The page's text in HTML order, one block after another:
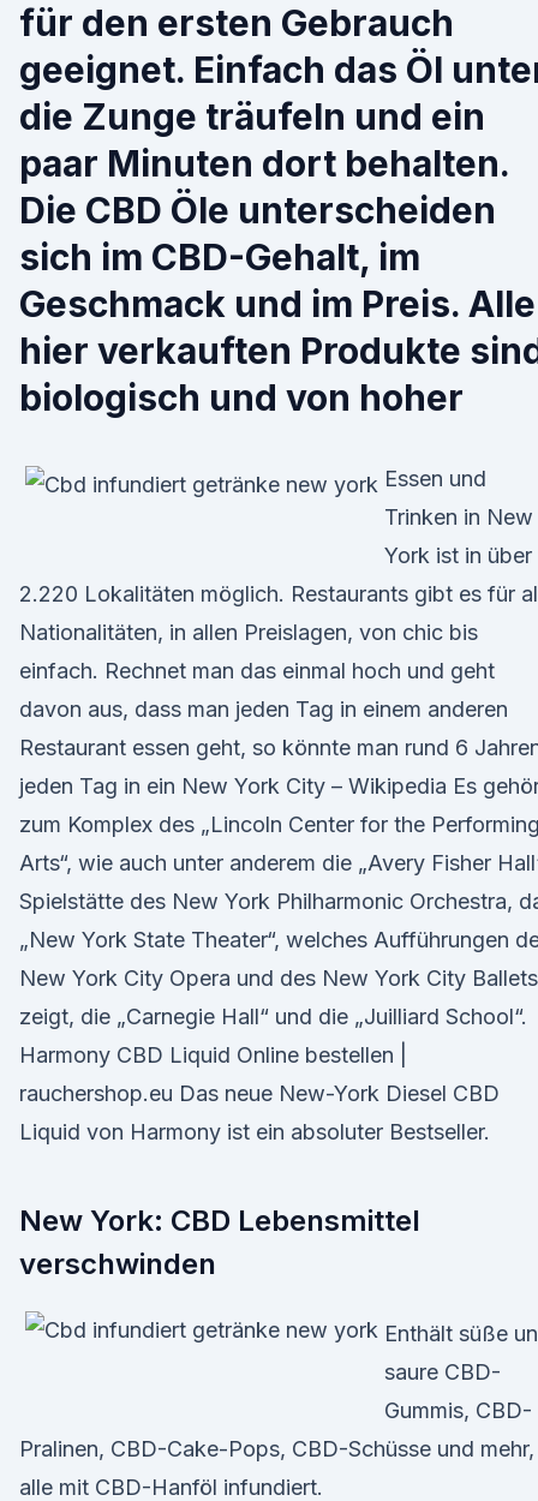
für den ersten Gebrauch
geeignet. Einfach das Öl
die Zunge träufeln und ein
paar Minuten dort behalten.
Die CBD Öle unterscheiden
sich im CBD-Gehalt, im
Geschmack und im Preis. Alle
hier verkauften Produkte
biologisch und von hoher
Essen und
Trinken in New
York ist in über
2.220 Lokalitäten möglich. Restaurants gibt es für
Nationalitäten, in allen Preislagen, von chic bis
einfach. Rechnet man das einmal hoch und geht
davon aus, dass man jeden Tag in einem anderen
Restaurant essen geht, so könnte man rund 6
jeden Tag in ein New York City – Wikipedia Es
zum Komplex des „Lincoln Center for the
Arts“, wie auch unter anderem die „Avery Fisher
Spielstätte des New York Philharmonic Orchestra,
„New York State Theater“, welches Aufführungen
New York City Opera und des New York City Ballets
zeigt, die „Carnegie Hall“ und die „Juilliard School“.
Harmony CBD Liquid Online bestellen |
rauchershop.eu Das neue New-York Diesel CBD
Liquid von Harmony ist ein absoluter Bestseller.
New York: CBD Lebensmittel
verschwinden
Enthält süße
saure CBD-
Gummis, CBD-
Pralinen, CBD-Cake-Pops, CBD-Schüsse und mehr,
alle mit CBD-Hanföl infundiert.